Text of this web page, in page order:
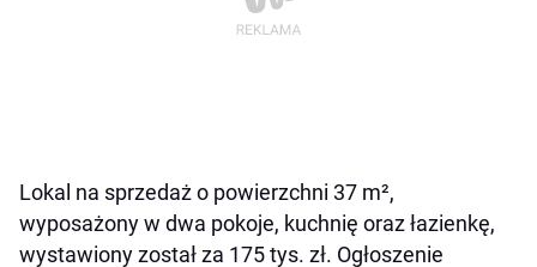
Lokal na sprzedaż o powierzchni 37 m²,
wyposażony w dwa pokoje, kuchnię oraz łazienkę,
wystawiony został za 175 tys. zł. Ogłoszenie